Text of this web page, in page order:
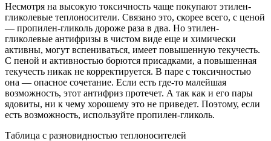
Несмотря на высокую токсичность чаще покупают этилен-
гликолевые теплоносители. Связано это, скорее всего, с ценой
— пропилен-гликоль дороже раза в два. Но этилен-
гликолевые антифризы в чистом виде еще и химически
активны, могут вспениваться, имеет повышенную текучесть.
С пеной и активностью борются присадками, а повышенная
текучесть никак не корректируется. В паре с токсичностью
она — опасное сочетание. Если есть где-то малейшая
возможность, этот антифриз протечет. А так как и его пары
ядовиты, ни к чему хорошему это не приведет. Поэтому, если
есть возможность, используйте пропилен-гликоль.
Таблица с разновидностью теплоносителей